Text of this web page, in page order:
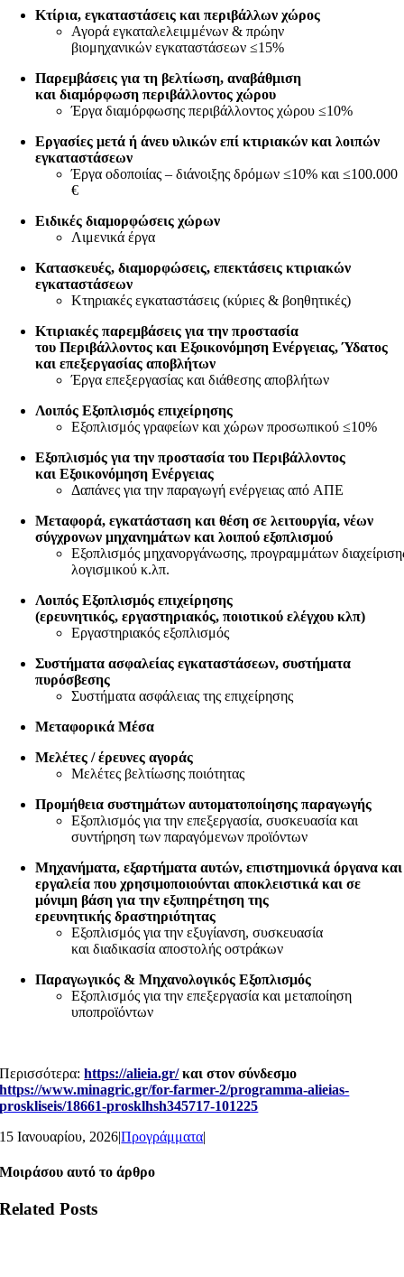
Κτίρια, εγκαταστάσεις και περιβάλλων χώρος
Αγορά εγκαταλελειμμένων & πρώην
βιομηχανικών εγκαταστάσεων ≤15%
Παρεμβάσεις για τη βελτίωση, αναβάθμιση
και διαμόρφωση περιβάλλοντος χώρου
Έργα διαμόρφωσης περιβάλλοντος χώρου ≤10%
Εργασίες μετά ή άνευ υλικών επί κτιριακών και λοιπών
εγκαταστάσεων
Έργα οδοποιίας – διάνοιξης δρόμων ≤10% και ≤100.000
€
Ειδικές διαμορφώσεις χώρων
Λιμενικά έργα
Κατασκευές, διαμορφώσεις, επεκτάσεις κτιριακών
εγκαταστάσεων
Κτηριακές εγκαταστάσεις (κύριες & βοηθητικές)
Κτιριακές παρεμβάσεις για την προστασία
του Περιβάλλοντος και Εξοικονόμηση Ενέργειας, Ύδατος
και επεξεργασίας αποβλήτων
Έργα επεξεργασίας και διάθεσης αποβλήτων
Λοιπός Εξοπλισμός επιχείρησης
Εξοπλισμός γραφείων και χώρων προσωπικού ≤10%
Εξοπλισμός για την προστασία του Περιβάλλοντος
και Εξοικονόμηση Ενέργειας
Δαπάνες για την παραγωγή ενέργειας από ΑΠΕ
Μεταφορά, εγκατάσταση και θέση σε λειτουργία, νέων
σύγχρονων μηχανημάτων και λοιπού εξοπλισμού
Εξοπλισμός μηχανοργάνωσης, προγραμμάτων
λογισμικού κ.λπ.
Λοιπός Εξοπλισμός επιχείρησης
(ερευνητικός, εργαστηριακός, ποιοτικού ελέγχου κλπ)
Εργαστηριακός εξοπλισμός
Συστήματα ασφαλείας εγκαταστάσεων, συστήματα
πυρόσβεσης
Συστήματα ασφάλειας της επιχείρησης
Μεταφορικά Μέσα
Μελέτες / έρευνες αγοράς
Μελέτες βελτίωσης ποιότητας
Προμήθεια συστημάτων αυτοματοποίησης παραγωγής
Εξοπλισμός για την επεξεργασία, συσκευασία και
συντήρηση των παραγόμενων προϊόντων
Μηχανήματα, εξαρτήματα αυτών, επιστημονικά όργανα και
εργαλεία που χρησιμοποιούνται αποκλειστικά και σε
μόνιμη βάση για την εξυπηρέτηση της
ερευνητικής δραστηριότητας
Εξοπλισμός για την εξυγίανση, συσκευασία
και διαδικασία αποστολής οστράκων
Παραγωγικός & Μηχανολογικός Εξοπλισμός
Εξοπλισμός για την επεξεργασία και μεταποίηση
υποπροϊόντων
Περισσότερα:https://alieia.gr/ και στον σύνδεσμο
https://www.minagric.gr/for-farmer-2/programma-alieias-
proskliseis/18661-prosklhsh345717-101225
15 Ιανουαρίου, 2026|Προγράμματα|
Μοιράσου αυτό το άρθρο
Related Posts